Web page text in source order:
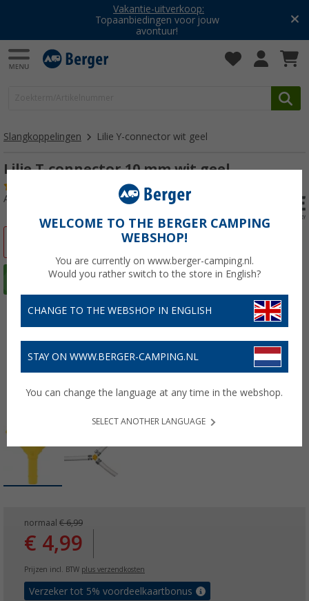
Vakantie-uitverkoop:
Topaanbiedingen voor jouw
avontuur!
Slangkoppelingen Lilie Y-connector wit geel
Lilie T-connector 10 mm wit geel
Artikelnr: 290480
normaal € 6,99
€ 4,99
Prijzen incl. BTW plus verzendkosten
Verzeker tot 5% voordeelkaartbonus
WELCOME TO THE BERGER CAMPING
WEBSHOP!
You are currently on www.berger-camping.nl.
Would you rather switch to the store in English?
CHANGE TO THE WEBSHOP IN ENGLISH
STAY ON WWW.BERGER-CAMPING.NL
You can change the language at any time in the webshop.
SELECT ANOTHER LANGUAGE